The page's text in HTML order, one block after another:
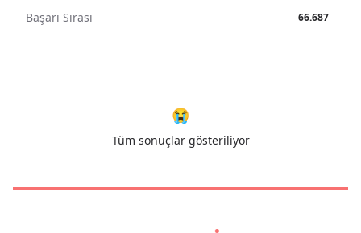
Başarı Sırası 66.687
😭
Tüm sonuçlar gösteriliyor